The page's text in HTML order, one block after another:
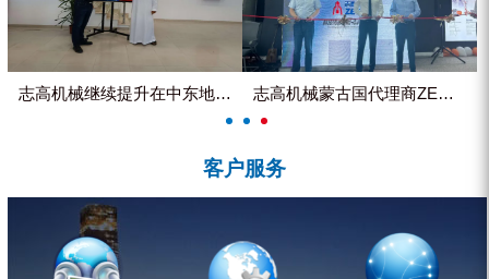
洗轮机
志高机械继续提升在中东地区的市... 志高机械蒙古国代理商ZEGA客...
客户服务